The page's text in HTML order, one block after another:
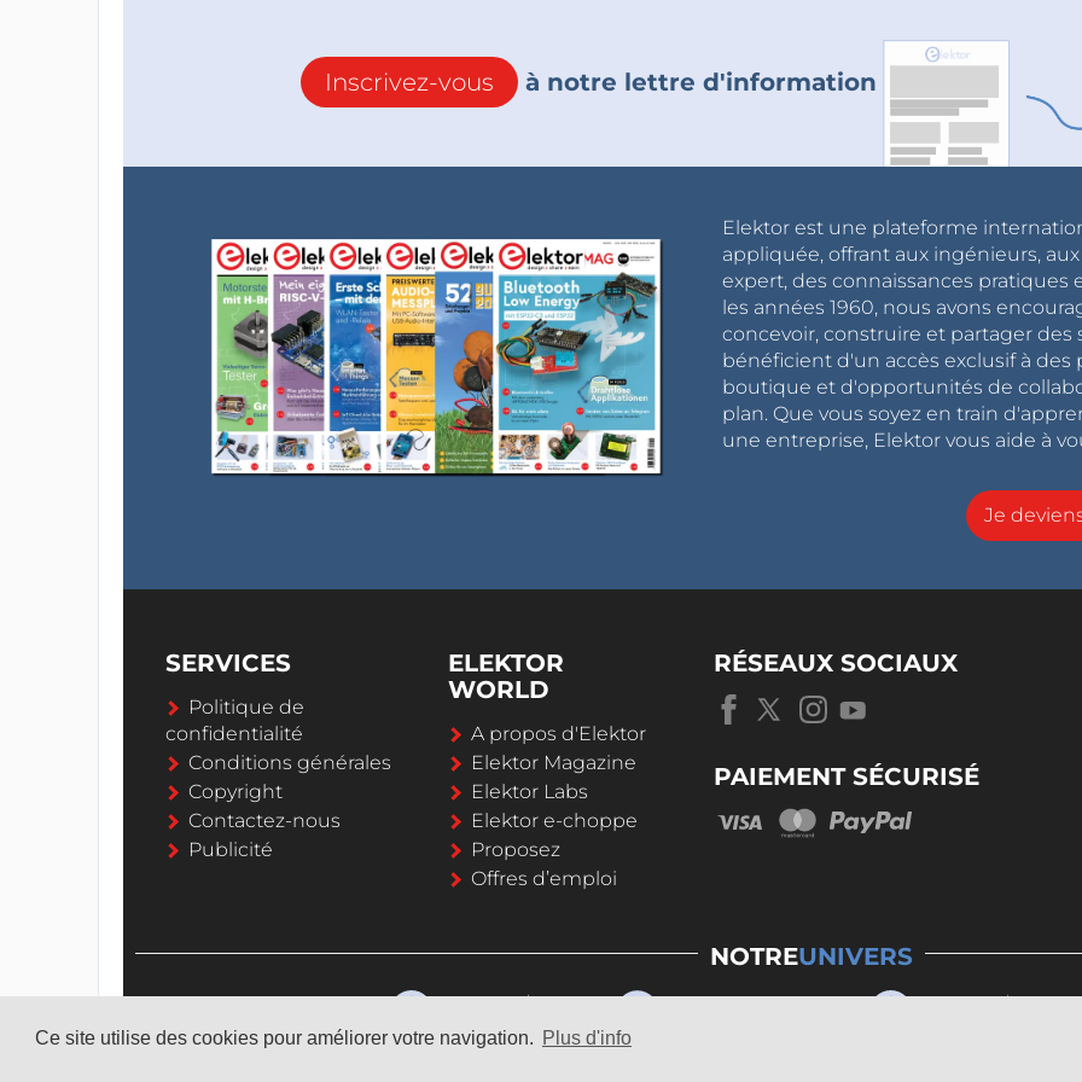
Ce site utilise des cookies pour améliorer votre navigation. Plus d'info
Inscrivez-vous à notre lettre d'information
Elektor est une plateforme
appliquée, offrant aux ingénieurs,
expert, des connaissances
les années 1960, nous avons
concevoir, construire et partager
bénéficient d'un accès exclusif à
boutique et d'opportunités de
plan. Que vous soyez en train
une entreprise, Elektor vous aide à
Je
SERVICES
Politique de
confidentialité
Conditions générales
Copyright
Contactez-nous
Publicité
ELEKTOR
WORLD
A propos d'Elektor
Elektor Magazine
Elektor Labs
Elektor e-choppe
Proposez
Offres d’emploi
RÉSEAUX SOCIAUX
PAIEMENT SÉCURISÉ
NOTREUNIVERS